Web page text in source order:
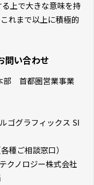
上で大きな意味を持
れまで以上に積極的
い合わせ
部 首都圏営業事業
ゴグラフィックス SI
種ご相談窓口）
クノロジー株式会社